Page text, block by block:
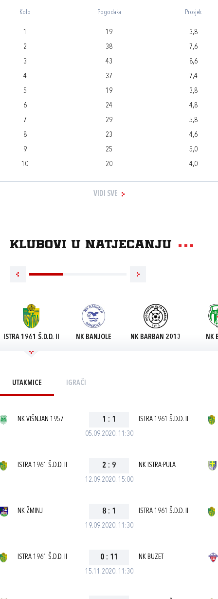
Kolo Pogodaka Prosjek
1 19
3,8
2
38
7,6
3
43
8,6
4
37
7,4
5
19
3,8
6
24
4,8
7
29
5,8
8
23
4,6
9
25
5,0
10
20 4,0
VIDI SVE
Klubovi u natjecanju
ISTRA 1961 Š.D.D. II NK BANJOLE NK BARBAN 2013 NK
UTAKMICE IGRAČI
05.09.2020. 11:30
NK VIŠNJAN 1957 1 : 1 ISTRA 1961 Š.D.D. II
12.09.2020. 15:00
ISTRA 1961 Š.D.D. II 2 : 9 NK ISTRA-PULA
19.09.2020. 11:30
NK ŽMINJ 8 : 1 ISTRA 1961 Š.D.D. II
15.11.2020. 11:30
ISTRA 1961 Š.D.D. II 0 : 11 NK BUZET